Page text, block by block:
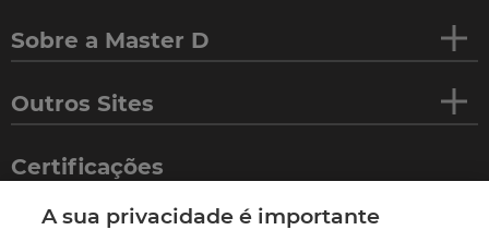
Sobre a Master D
Outros Sites
Certificações
A sua privacidade é importante